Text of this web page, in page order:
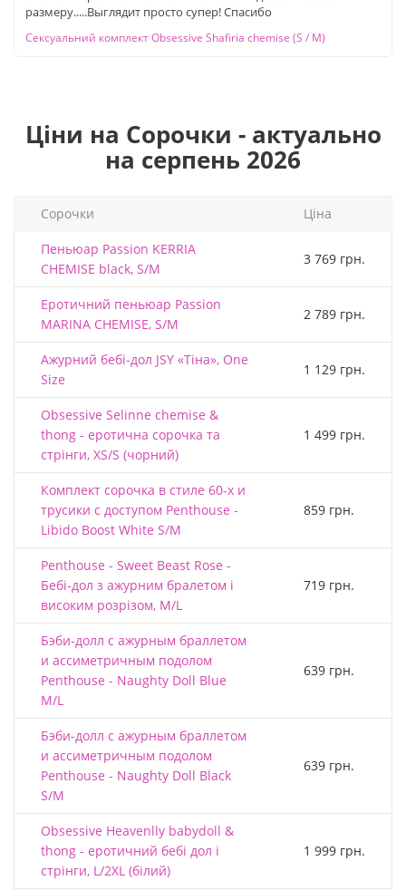
размеру.....Выглядит просто супер! Спасибо
Сексуальний комплект Obsessive Shafiria chemise (S / M)
Ціни на Сорочки - актуально
на серпень 2026
Сорочки Ціна
Пеньюар Passion KERRIA
CHEMISE black, S/M
3 769 грн.
Еротичний пеньюар Passion
MARINA CHEMISE, S/M
2 789 грн.
Ажурний бебі-дол JSY «Тіна», One
Size
1 129 грн.
Obsessive Selinne chemise &
thong - еротична сорочка та
стрінги, XS/S (чорний)
1 499 грн.
Комплект сорочка в стиле 60-х и
трусики с доступом Penthouse -
Libido Boost White S/M
859 грн.
Penthouse - Sweet Beast Rose -
Бебі-дол з ажурним бралетом і
високим розрізом, M/L
719 грн.
Бэби-долл с ажурным браллетом
и ассиметричным подолом
Penthouse - Naughty Doll Blue
M/L
639 грн.
Бэби-долл с ажурным браллетом
и ассиметричным подолом
Penthouse - Naughty Doll Black
S/M
639 грн.
Obsessive Heavenlly babydoll &
thong - еротичний бебі дол і
стрінги, L/2XL (білий)
1 999 грн.